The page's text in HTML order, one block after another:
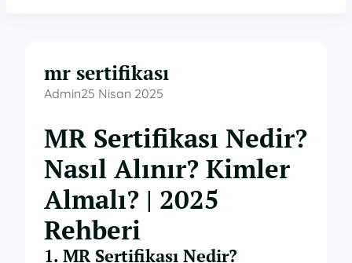
mr sertifikası
Admin25 Nisan 2025
MR Sertifikası Nedir?
Nasıl Alınır? Kimler
Almalı? | 2025
Rehberi
1. MR Sertifikası Nedir?